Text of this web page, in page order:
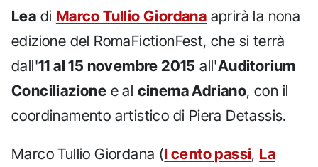
Lea di Marco Tullio Giordana aprirà la nona
edizione del RomaFictionFest, che si terrà
dall'11 al 15 novembre 2015 all'Auditorium
Conciliazione e al cinema Adriano, con il
coordinamento artistico di Piera Detassis.
Marco Tullio Giordana (I cento passi, La